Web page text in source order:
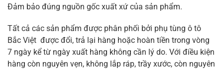
Đảm bảo đúng nguồn gốc xuất xứ của sản phẩm.
Tất cả các sản phẩm được phân phối bởi phụ tùng ô tô
Bắc Việt được đổi, trả lại hàng hoặc hoàn tiền trong vòng
7 ngày kể từ ngày xuất hàng không cần lý do. Với điều kiện
hàng còn nguyên vẹn, không lắp ráp, trầy xước, còn nguyên